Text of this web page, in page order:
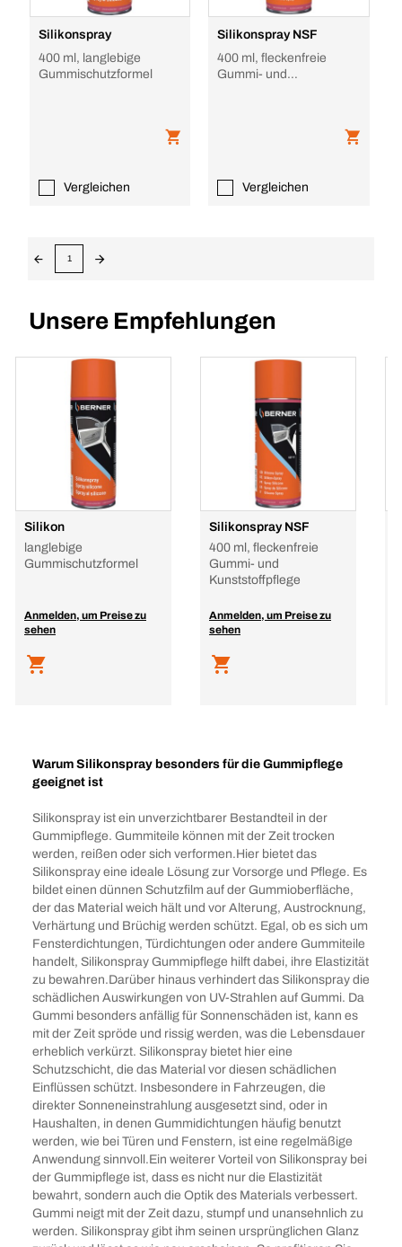
Silikonspray
400 ml, langlebige
Gummischutzformel
Vergleichen
Silikonspray NSF
400 ml, fleckenfreie
Gummi- und
Vergleichen
1
Unsere Empfehlungen
Silikon
langlebige
Gummischutzformel
Anmelden, um Preise zu
sehen
Silikonspray NSF
400 ml, fleckenfreie
Gummi- und
Kunststoffpflege
Anmelden, um Preise zu
sehen
Warum Silikonspray besonders für die Gummipflege
geeignet ist
Silikonspray ist ein unverzichtbarer Bestandteil in der
Gummipflege. Gummiteile können mit der Zeit trocken
werden, reißen oder sich verformen.Hier bietet das
Silikonspray eine ideale Lösung zur Vorsorge und Pflege. Es
bildet einen dünnen Schutzfilm auf der Gummioberfläche,
der das Material weich hält und vor Alterung, Austrocknung,
Verhärtung und Brüchig werden schützt. Egal, ob es sich um
Fensterdichtungen, Türdichtungen oder andere Gummiteile
handelt, Silikonspray Gummipflege hilft dabei, ihre Elastizität
zu bewahren.Darüber hinaus verhindert das Silikonspray die
schädlichen Auswirkungen von UV-Strahlen auf Gummi. Da
Gummi besonders anfällig für Sonnenschäden ist, kann es
mit der Zeit spröde und rissig werden, was die Lebensdauer
erheblich verkürzt. Silikonspray bietet hier eine
Schutzschicht, die das Material vor diesen schädlichen
Einflüssen schützt. Insbesondere in Fahrzeugen, die
direkter Sonneneinstrahlung ausgesetzt sind, oder in
Haushalten, in denen Gummidichtungen häufig benutzt
werden, wie bei Türen und Fenstern, ist eine regelmäßige
Anwendung sinnvoll.Ein weiterer Vorteil von Silikonspray bei
der Gummipflege ist, dass es nicht nur die Elastizität
bewahrt, sondern auch die Optik des Materials verbessert.
Gummi neigt mit der Zeit dazu, stumpf und unansehnlich zu
werden. Silikonspray gibt ihm seinen ursprünglichen Glanz